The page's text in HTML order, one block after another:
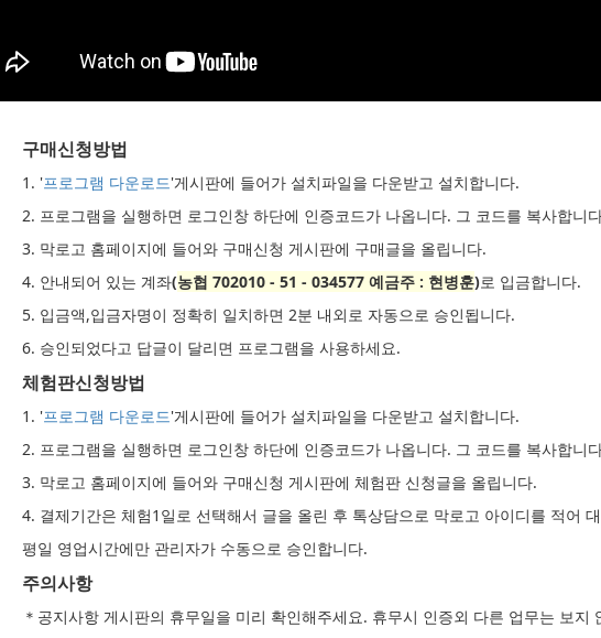
구매신청방법
1. '프로그램 다운로드'게시판에 들어가 설치파일을 다운받고 설치합니다.
2. 프로그램을 실행하면 로그인창 하단에 인증코드가 나옵니다. 그 코드를 복사합니
3. 막로고 홈페이지에 들어와 구매신청 게시판에 구매글을 올립니다.
4. 안내되어 있는 계좌(농협 702010 - 51 - 034577 예금주 : 현병훈)로 입금합니다.
5. 입금액,입금자명이 정확히 일치하면 2분 내외로 자동으로 승인됩니다.
6. 승인되었다고 답글이 달리면 프로그램을 사용하세요.
체험판신청방법
1. '프로그램 다운로드'게시판에 들어가 설치파일을 다운받고 설치합니다.
2. 프로그램을 실행하면 로그인창 하단에 인증코드가 나옵니다. 그 코드를 복사합니
3. 막로고 홈페이지에 들어와 구매신청 게시판에 체험판 신청글을 올립니다.
4. 결제기간은 체험1일로 선택해서 글을 올린 후 톡상담으로 막로고 아이디를 적어
평일 영업시간에만 관리자가 수동으로 승인합니다.
주의사항
＊공지사항 게시판의 휴무일을 미리 확인해주세요. 휴무시 인증외 다른 업무는 보지